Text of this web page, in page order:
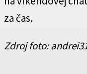
za čas.
Zdroj foto: